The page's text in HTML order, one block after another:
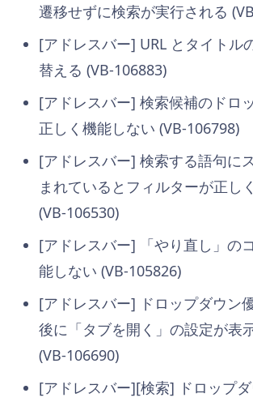
遷移せずに検索が実行される
[アドレスバー] URL とタイトル
替える (VB-106883)
[アドレスバー] 検索候補のドロ
正しく機能しない (VB-106798)
[アドレスバー] 検索する語句に
まれているとフィルターが正し
(VB-106530)
[アドレスバー] 「やり直し」の
能しない (VB-105826)
[アドレスバー] ドロップダウン
後に「タブを開く」の設定が表
(VB-106690)
[アドレスバー][検索] ドロップ